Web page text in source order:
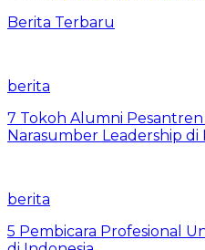
Berita Terbaru
berita
7 Tokoh Alumni
Narasumber Leadership di
berita
5 Pembicara Profesional